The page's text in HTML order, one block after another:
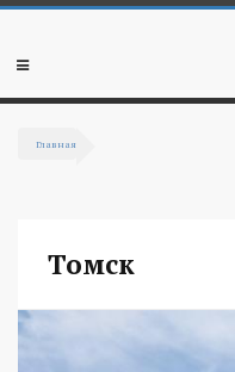
Перейти к основному содержанию
Мобильное
Главная
Томск